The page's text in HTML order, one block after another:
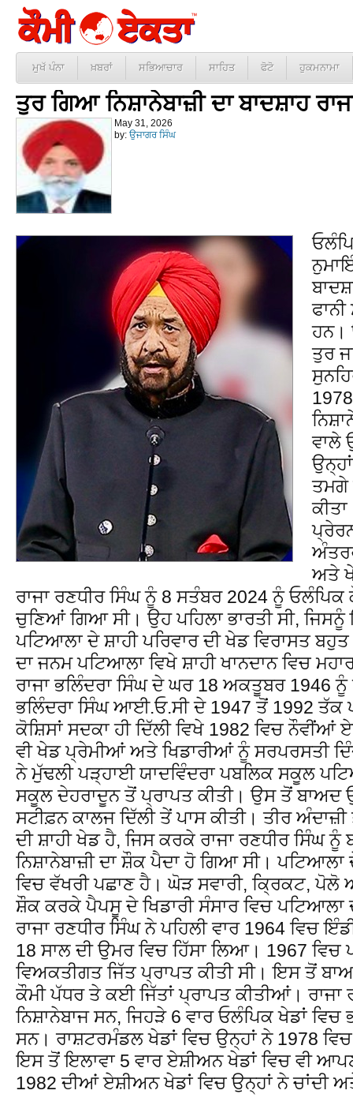
ਮੁਖੱ ਪੰਨਾ ਖ਼ਬਰਾਂ ਸਭਿਆਚਾਰ ਸਾਹਿਤ ਫੋਟੋ ਹੁਕਮਨਾਮਾ
ਤੁਰ ਗਿਆ ਨਿਸ਼ਾਨੇਬਾਜ਼ੀ ਦਾ ਬਾਦਸ਼ਾਹ
May 31, 2026
by: ਉਜਾਗਰ ਸਿੰਘ
ਹਨ।
ਤੁਰ
ਵਾਲੇ
ਤਮਗੇ
ਅਤੇ
ਰਾਜਾ ਰਣਧੀਰ ਸਿੰਘ ਨੂੰ 8 ਸਤੰਬਰ 2024 ਨੂੰ
ਚੁਣਿਆਂ ਗਿਆ ਸੀ। ਉਹ ਪਹਿਲਾ ਭਾਰਤੀ ਸੀ,
ਪਟਿਆਲਾ ਦੇ ਸ਼ਾਹੀ ਪਰਿਵਾਰ ਦੀ ਖੇਡ ਵਿਰਾਸਤ
ਦਾ ਜਨਮ ਪਟਿਆਲਾ ਵਿਖੇ ਸ਼ਾਹੀ ਖਾਨਦਾਨ ਵਿਚ
ਰਾਜਾ ਭਲਿੰਦਰਾ ਸਿੰਘ ਦੇ ਘਰ 18 ਅਕਤੂਬਰ 1946
ਭਲਿੰਦਰਾ ਸਿੰਘ ਆਈ.ਓ.ਸੀ ਦੇ 1947 ਤੋਂ 1992 ਤੱਕ
ਕੋਸ਼ਿਸਾਂ ਸਦਕਾ ਹੀ ਦਿੱਲੀ ਵਿਖੇ 1982 ਵਿਚ
ਵੀ ਖੇਡ ਪ੍ਰੇਮੀਆਂ ਅਤੇ ਖਿਡਾਰੀਆਂ ਨੂੰ ਸਰਪਰਸਤੀ
ਨੇ ਮੁੱਢਲੀ ਪੜ੍ਹਾਈ ਯਾਦਵਿੰਦਰਾ ਪਬਲਿਕ ਸਕੂਲ
ਸਕੂਲ ਦੇਹਰਾਦੂਨ ਤੋਂ ਪ੍ਰਾਪਤ ਕੀਤੀ। ਉਸ ਤੋਂ ਬਾਅਦ
ਸਟੀਫ਼ਨ ਕਾਲਜ ਦਿੱਲੀ ਤੇਂ ਪਾਸ ਕੀਤੀ। ਤੀਰ ਅੰਦਾਜ਼ੀ
ਦੀ ਸ਼ਾਹੀ ਖੇਡ ਹੈ, ਜਿਸ ਕਰਕੇ ਰਾਜਾ ਰਣਧੀਰ ਸਿੰਘ ਨੂੰ
ਨਿਸ਼ਾਨੇਬਾਜ਼ੀ ਦਾ ਸ਼ੌਕ ਪੈਦਾ ਹੋ ਗਿਆ ਸੀ। ਪਟਿਆਲਾ
ਵਿਚ ਵੱਖਰੀ ਪਛਾਣ ਹੈ। ਘੋੜ ਸਵਾਰੀ, ਕ੍ਰਿਕਟ,
ਸ਼ੌਕ ਕਰਕੇ ਪੈਪਸੂ ਦੇ ਖਿਡਾਰੀ ਸੰਸਾਰ ਵਿਚ ਪਟਿਆਲਾ
ਰਾਜਾ ਰਣਧੀਰ ਸਿੰਘ ਨੇ ਪਹਿਲੀ ਵਾਰ 1964 ਵਿਚ
18 ਸਾਲ ਦੀ ਉਮਰ ਵਿਚ ਹਿੱਸਾ ਲਿਆ। 1967 ਵਿਚ
ਵਿਅਕਤੀਗਤ ਜਿੱਤ ਪ੍ਰਾਪਤ ਕੀਤੀ ਸੀ। ਇਸ ਤੋਂ
ਕੌਮੀ ਪੱਧਰ ਤੇ ਕਈ ਜਿੱਤਾਂ ਪ੍ਰਾਪਤ ਕੀਤੀਆਂ। ਰਾਜਾ
ਨਿਸ਼ਾਨੇਬਾਜ ਸਨ, ਜਿਹੜੇ 6 ਵਾਰ ਓਲੰਪਿਕ ਖੇਡਾਂ
ਸਨ। ਰਾਸ਼ਟਰਮੰਡਲ ਖੇਡਾਂ ਵਿਚ ਉਨ੍ਹਾਂ ਨੇ 1978
ਇਸ ਤੋਂ ਇਲਾਵਾ 5 ਵਾਰ ਏਸ਼ੀਅਨ ਖੇਡਾਂ ਵਿਚ ਵੀ
1982 ਦੀਆਂ ਏਸ਼ੀਅਨ ਖੇਡਾਂ ਵਿਚ ਉਨ੍ਹਾਂ ਨੇ ਚਾਂਦੀ